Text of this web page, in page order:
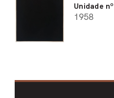
Unidade
1958